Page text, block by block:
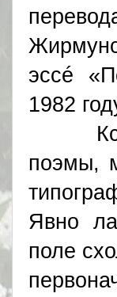
эссé
1982
поэмы,
Явно
поле